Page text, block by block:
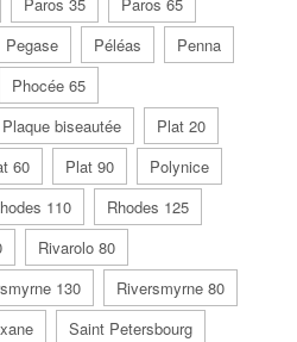
Paros 35
Paros 65
Pegase Péléas
Penna
Phocée 65
Plaque biseautée
Plat 20
60 Plat 90
Polynice
110
Rhodes 125
Rivarolo 80
130
Riversmyrne 80
Saint Petersbourg